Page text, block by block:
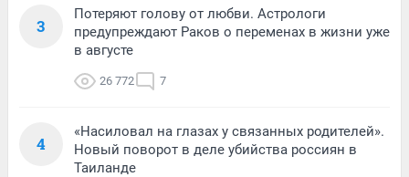
3
Потеряют голову от любви. Астрологи
предупреждают Раков о переменах в жизни уже
в августе
26 772 7
4
«Насиловал на глазах у связанных родителей».
Новый поворот в деле убийства россиян в
Таиланде